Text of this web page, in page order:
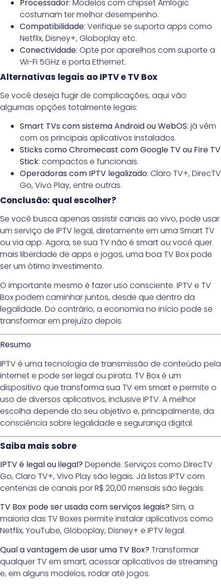
Processador: Modelos com chipset Amlogic
costumam ter melhor desempenho.
Compatibilidade: Verifique se suporta apps como
Netflix, Disney+, Globoplay etc.
Conectividade: Opte por aparelhos com suporte a
Wi-Fi 5GHz e porta Ethernet.
Alternativas legais ao IPTV e TV Box
Se você deseja fugir de complicações, aqui vão
algumas opções totalmente legais:
Smart TVs com sistema Android ou WebOS: já vêm
com os principais aplicativos instalados.
Sticks como Chromecast com Google TV ou Fire TV
Stick: compactos e funcionais.
Operadoras com IPTV legalizado: Claro TV+, DirecTV
Go, Vivo Play, entre outras.
Conclusão: qual escolher?
Se você busca apenas assistir canais ao vivo, pode usar
um serviço de IPTV legal, diretamente em uma Smart TV
ou via app. Agora, se sua TV não é smart ou você quer
mais liberdade de apps e jogos, uma boa TV Box pode
ser um ótimo investimento.
O importante mesmo é fazer uso consciente. IPTV e TV
Box podem caminhar juntos, desde que dentro da
legalidade. Do contrário, a economia no início pode se
transformar em prejuízo depois.
Resumo
IPTV é uma tecnologia de transmissão de conteúdo pela
internet e pode ser legal ou pirata. TV Box é um
dispositivo que transforma sua TV em smart e permite o
uso de diversos aplicativos, inclusive IPTV. A melhor
escolha depende do seu objetivo e, principalmente, da
consciência sobre legalidade e segurança digital.
Saiba mais sobre
IPTV é legal ou ilegal? Depende. Serviços como DirecTV
Go, Claro TV+, Vivo Play são legais. Já listas IPTV com
centenas de canais por R$ 20,00 mensais são ilegais.
TV Box pode ser usada com serviços legais? Sim, a
maioria das TV Boxes permite instalar aplicativos como
Netflix, YouTube, Globoplay, Disney+ e IPTV legal.
Qual a vantagem de usar uma TV Box? Transformar
qualquer TV em smart, acessar aplicativos de streaming
e, em alguns modelos, rodar até jogos.